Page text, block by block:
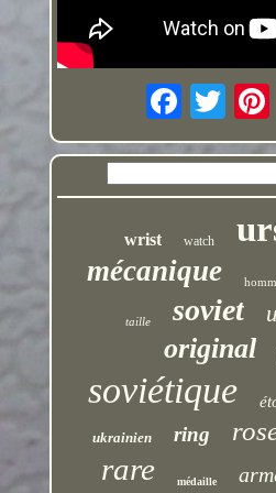
wrist watch
mécanique
taille soviet
original
soviétique
ukrainien ring
rare médaille